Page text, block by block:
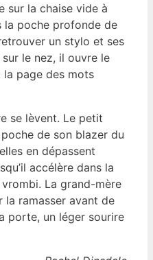
sur la chaise vide à
la poche profonde de
un stylo et ses
le nez, il ouvre le
la page des mots
se lèvent. Le petit
de son blazer du
en dépassent
accélère dans la
La grand-mère
la ramasser avant de
porte, un léger sourire